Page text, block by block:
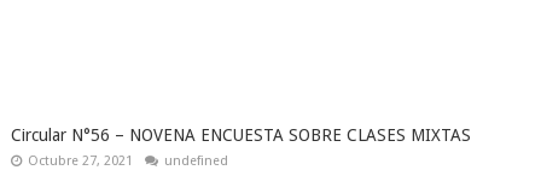
Circular N°56 – NOVENA ENCUESTA SOBRE CLASES MIXTAS
Octubre 27, 2021 undefined